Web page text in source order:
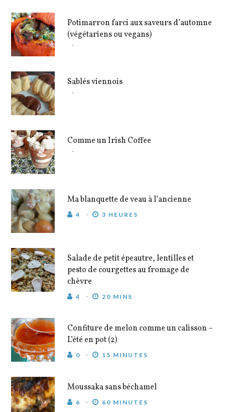
Potimarron farci aux saveurs d’automne
(végétariens ou vegans)
Sablés viennois
Comme un Irish Coffee
Ma blanquette de veau à l’ancienne
4 3 HEURES
Salade de petit épeautre, lentilles et
pesto de courgettes au fromage de
chèvre
4 20 MINS
Confiture de melon comme un calisson –
L’été en pot (2)
0 15 MINUTES
Moussaka sans béchamel
6 60 MINUTES